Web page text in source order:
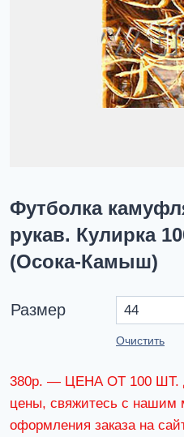
Футболка
рукав. Кулирка
(Осока-Камыш)
Размер
Очистить
380р. — ЦЕНА ОТ 100 ШТ.
цены, свяжитесь с нашим
оформления заказа на